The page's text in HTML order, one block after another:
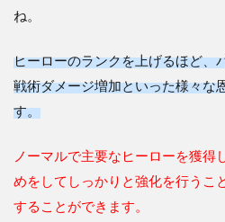
ね。
ヒーローのランクを上げるほど、
戦術ダメージ増加といった様々な
す。
ノーマルで主要なヒーローを獲得
めをしてしっかりと強化を行うこ
することができます。